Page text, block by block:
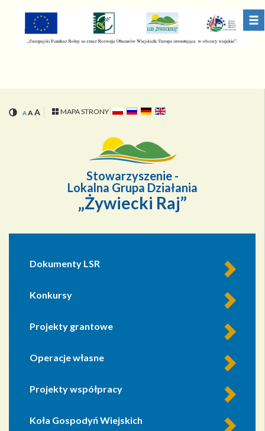
Przejdź
menu
Przejdź
treści
AAA MAPA STRONY
Stowarzyszenie -
Lokalna Grupa Działania
„Żywiecki Raj”
Dokumenty LSR
Konkursy
Projekty grantowe
Operacje własne
Projekty współpracy
Koła Gospodyń Wiejskich